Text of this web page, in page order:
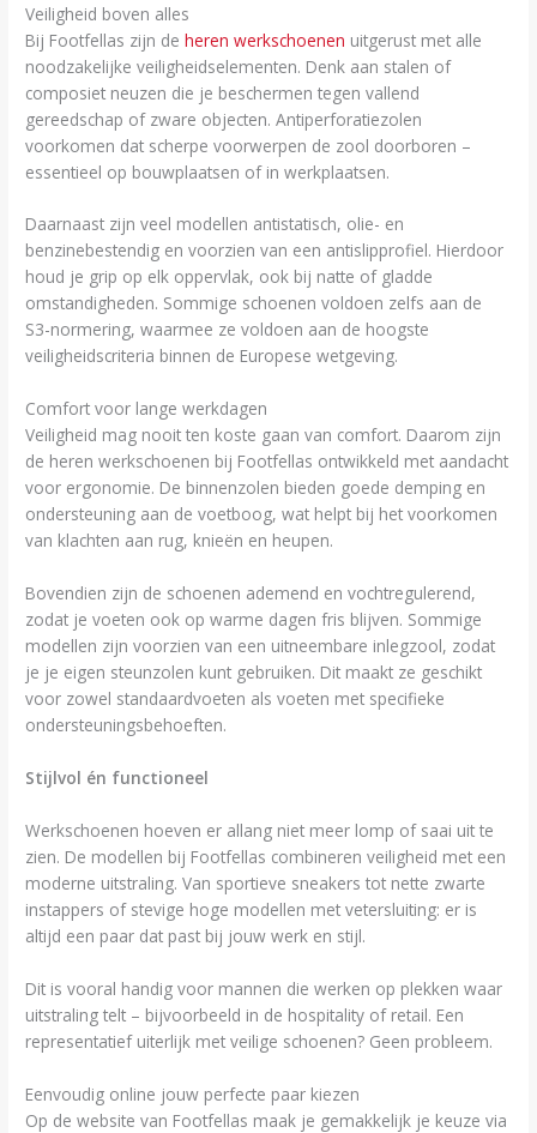
Veiligheid boven alles
Bij Footfellas zijn deheren werkschoenen uitgerust met alle
noodzakelijke veiligheidselementen. Denk aan stalen of
composiet neuzen die je beschermen tegen vallend
gereedschap of zware objecten. Antiperforatiezolen
voorkomen dat scherpe voorwerpen de zool doorboren –
essentieel op bouwplaatsen of in werkplaatsen.
Daarnaast zijn veel modellen antistatisch, olie- en
benzinebestendig en voorzien van een antislipprofiel. Hierdoor
houd je grip op elk oppervlak, ook bij natte of gladde
omstandigheden. Sommige schoenen voldoen zelfs aan de
S3-normering, waarmee ze voldoen aan de hoogste
veiligheidscriteria binnen de Europese wetgeving.
Comfort voor lange werkdagen
Veiligheid mag nooit ten koste gaan van comfort. Daarom zijn
de heren werkschoenen bij Footfellas ontwikkeld met aandacht
voor ergonomie. De binnenzolen bieden goede demping en
ondersteuning aan de voetboog, wat helpt bij het voorkomen
van klachten aan rug, knieën en heupen.
Bovendien zijn de schoenen ademend en vochtregulerend,
zodat je voeten ook op warme dagen fris blijven. Sommige
modellen zijn voorzien van een uitneembare inlegzool, zodat
je je eigen steunzolen kunt gebruiken. Dit maakt ze geschikt
voor zowel standaardvoeten als voeten met specifieke
ondersteuningsbehoeften.
Stijlvol én functioneel
Werkschoenen hoeven er allang niet meer lomp of saai uit te
zien. De modellen bij Footfellas combineren veiligheid met een
moderne uitstraling. Van sportieve sneakers tot nette zwarte
instappers of stevige hoge modellen met vetersluiting: er is
altijd een paar dat past bij jouw werk en stijl.
Dit is vooral handig voor mannen die werken op plekken waar
uitstraling telt – bijvoorbeeld in de hospitality of retail. Een
representatief uiterlijk met veilige schoenen? Geen probleem.
Eenvoudig online jouw perfecte paar kiezen
Op de website van Footfellas maak je gemakkelijk je keuze via